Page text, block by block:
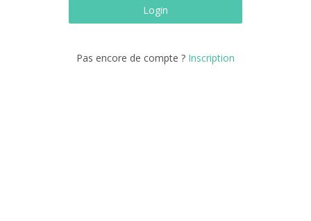
Login
Pas encore de compte ? Inscription